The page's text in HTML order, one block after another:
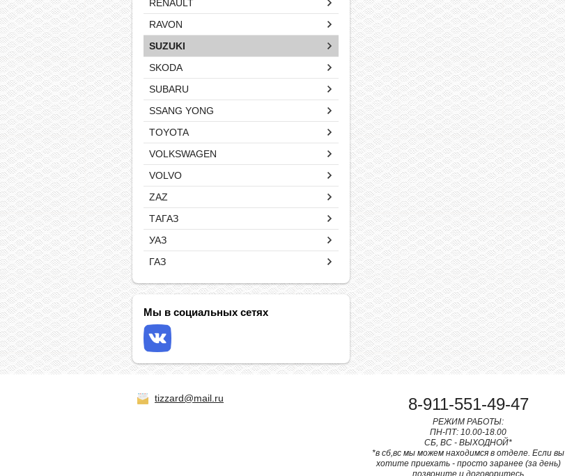
RENAULT
RAVON
SUZUKI
SKODA
SUBARU
SSANG YONG
TOYOTA
VOLKSWAGEN
VOLVO
ZAZ
ТАГАЗ
УАЗ
ГАЗ
Мы в социальных сетях
tizzard@mail.ru 8-911-551-49-47
РЕЖИМ РАБОТЫ:
ПН-ПТ: 10.00-18.00
СБ, ВС - ВЫХОДНОЙ*
*в сб,вс мы можем находимся в отделе. Если вы
хотите приехать - просто заранее (за день)
позвоните и договоритесь